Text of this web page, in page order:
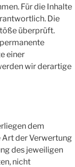
Für die Inhalte
Die
überprüft.
einer
wir derartige
dem
der Verwertung
des jeweiligen
nicht